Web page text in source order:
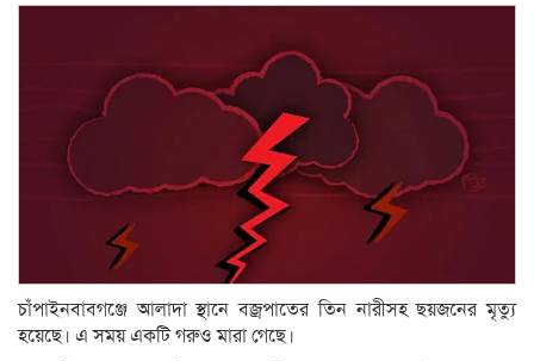
চাঁপাইনবাবগঞ্জে আলাদা স্থানে বজ্রপাতের তিন নারীসহ ছয়জনের মৃত্যু
হয়েছে। এ সময় একটি গরুও মারা গেছে।